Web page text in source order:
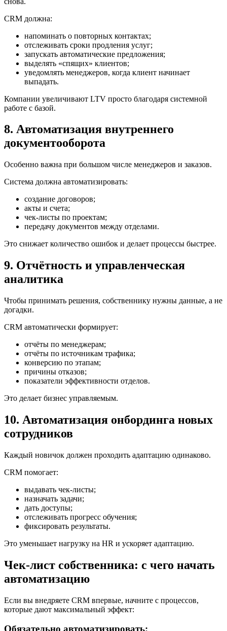
CRM должна:
напоминать о повторных контактах;
отслеживать сроки продления услуг;
запускать автоматические предложения;
выделять «спящих» клиентов;
уведомлять менеджеров, когда клиент начинает
выпадать.
Компании увеличивают LTV просто благодаря системной
работе с базой.
8. Автоматизация внутреннего
документооборота
Особенно важна при большом числе менеджеров и заказов.
Система должна автоматизировать:
создание договоров;
акты и счета;
чек-листы по проектам;
передачу документов между отделами.
Это снижает количество ошибок и делает процессы быстрее.
9. Отчётность и управленческая
аналитика
Чтобы принимать решения, собственнику нужны данные, а не
догадки.
CRM автоматически формирует:
отчёты по менеджерам;
отчёты по источникам трафика;
конверсию по этапам;
причины отказов;
показатели эффективности отделов.
Это делает бизнес управляемым.
10. Автоматизация онбординга новых
сотрудников
Каждый новичок должен проходить адаптацию одинаково.
CRM помогает:
выдавать чек-листы;
назначать задачи;
дать доступы;
отслеживать прогресс обучения;
фиксировать результаты.
Это уменьшает нагрузку на HR и ускоряет адаптацию.
Чек-лист собственника: с чего начать
автоматизацию
Если вы внедряете CRM впервые, начните с процессов,
которые дают максимальный эффект: